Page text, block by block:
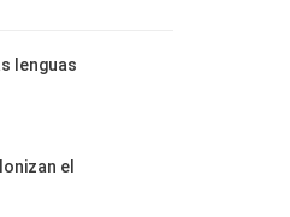
lenguas
el